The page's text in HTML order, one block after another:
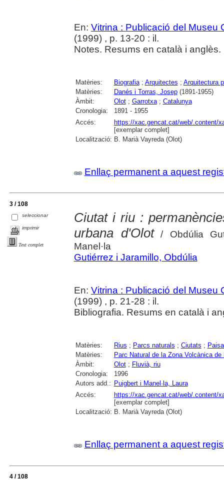
En: Vitrina : Publicació del Museu
(1999) , p. 13-20 : il.
Notes. Resums en català i anglès.
Matèries: Biografia; Arquitectes ; Arquitectura
Matèries:
Danés i Torras, Josep(1891-1955)
Àmbit:
Olot; Garrotxa; Catalunya
Cronologia:
1891 - 1955
Accés:
https://xac.gencat.cat/web/.content/
[exemplar complet]
Localització: B. Marià Vayreda (Olot)
Enllaç permanent a aquest
3 / 108
seleccionar
imprimir
Text complet
Ciutat i riu :
urbana d'Olot/ Obdúlia
Manel·la
Gutiérrez i Jaramillo, Obdúlia
En: Vitrina : Publicació del Museu
(1999) , p. 21-28 : il.
Bibliografia. Resums en català i
Matèries: Rius ; Parcs naturals ; Ciutats ;
Matèries:
Parc Natural de la Zona Volcànica de
Àmbit:
Olot; Fluvià, riu
Cronologia:
1996
Autors add.: Puigbert i Manel·la, Laura
Accés:
https://xac.gencat.cat/web/.content/
[exemplar complet]
Localització: B. Marià Vayreda (Olot)
Enllaç permanent a aquest
4 / 108